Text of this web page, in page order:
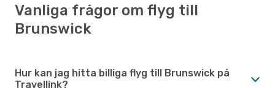
Vanliga frågor om flyg till
Brunswick
Hur kan jag hitta billiga flyg till Brunswick på
Travellink?